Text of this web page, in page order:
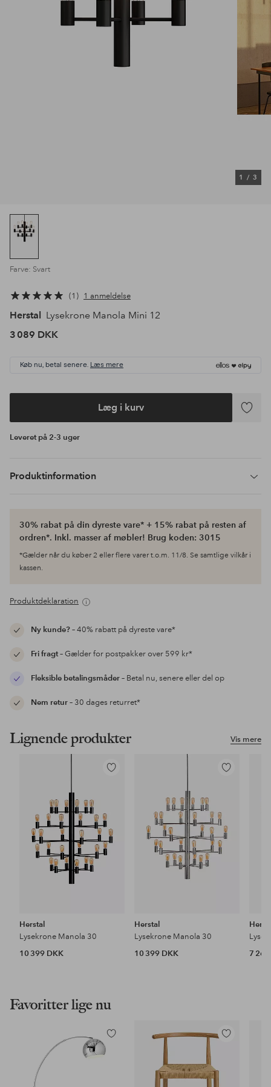
1 / 3
Farve: Svart
1 1 anmeldelse
Herstal
Lysekrone Manola Mini 12
3 089 DKK
Køb nu, betal senere. Læs mere
Læg i kurv
Tilføj
Leveret på 2-3 uger
Produktinformation
30% rabat på din dyreste vare* + 15% rabat på resten af
ordren*. Inkl. masser af møbler! Brug koden: 3015
*Gælder når du køber 2 eller flere varer t.o.m. 11/8. Se samtlige vilkår i
kassen.
Produktdeklaration
Ny kunde?– 40% rabatt på dyreste vare*
Fri fragt– Gælder for postpakker over 599 kr*
Fleksible betalingsmåder– Betal nu, senere eller del op
Nem retur– 30 dages returret*
Vis mere
Lignende produkter
Tilføj
Herstal
Lysekrone Manola 30
10 399 DKK
Tilføj
Herstal
Lysekrone Manola 30
10 399 DKK
7
Favoritter lige nu
Tilføj
til
Tilføj